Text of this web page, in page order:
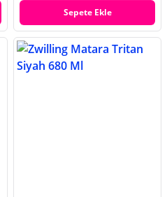
Sepete Ekle